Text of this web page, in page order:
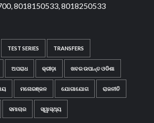
8018150533, 8018250533
TEST SERIES TRANSFERS
ଅପରାଧ କ୍ରୀଡ଼ା ଖବର ଉପାନ୍ତ ଓଡିଶା
ମନୋରଞ୍ଜନ ଯୋଗାଯୋଗ ରାଜନୀତି
ସମାଚାର ସ୍ୱାସ୍ଥ୍ୟ